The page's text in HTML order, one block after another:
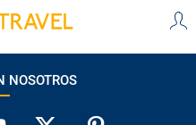
NOSOTROS